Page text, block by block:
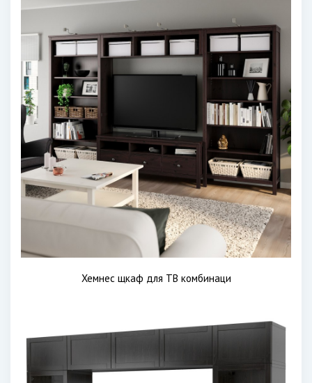
Хемнес щкаф для ТВ комбинаци